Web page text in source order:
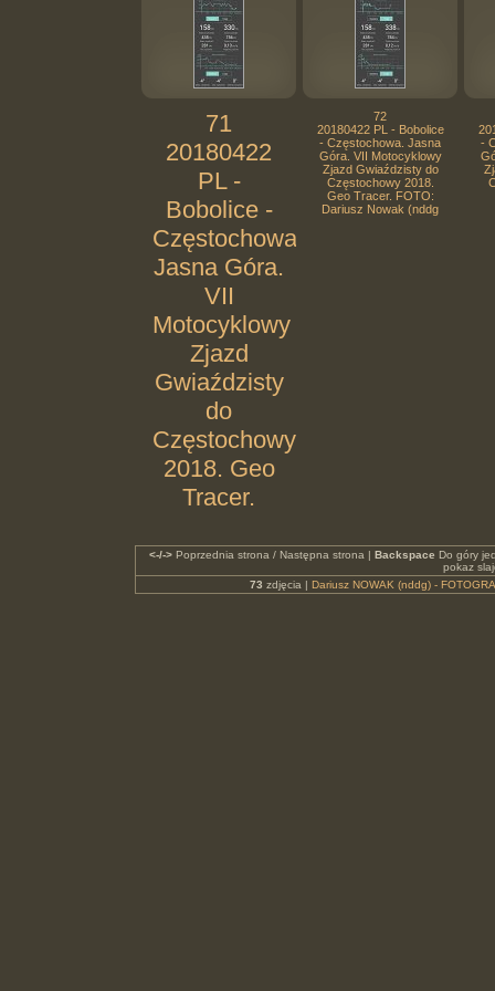
71
20180422
PL -
Bobolice -
Częstochowa.
Jasna Góra.
VII
Motocyklowy
Zjazd
Gwiaździsty
do
Częstochowy
2018. Geo
Tracer.
72
20180422 PL - Bobolice
- Częstochowa. Jasna
Góra. VII Motocyklowy
Zjazd Gwiaździsty do
Częstochowy 2018.
Geo Tracer. FOTO:
Dariusz Nowak (nddg
-
<-/->Poprzednia strona / Następna strona | Backspace Do góry
pokaz
73 zdjęcia | Dariusz NOWAK (nddg) -